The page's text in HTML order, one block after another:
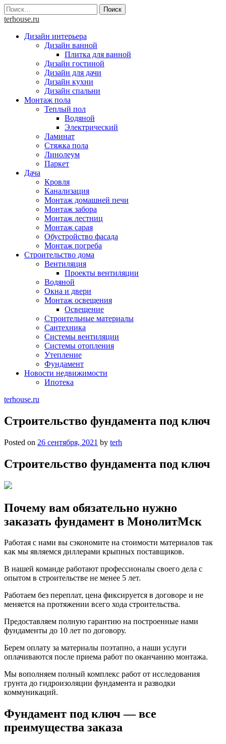
Skip
to
Найти:
terhouse.ru
Дизайн интерьера
Дизайн ванной
Плитка для ванной
Дизайн гостиной
Дизайн для дачи
Дизайн кухни
Дизайн спальни
Монтаж пола
Теплый пол
Водяной
Электрический
Ламинат
Стяжка пола
Линолеум
Паркет
Дача
Кровля
Канализация
Монтаж домашней печи
Монтаж забора
Монтаж лестниц
Монтаж сарая
Обустройство фасада
Монтаж погреба
Строительство дома
Вентиляция
Проекты вентиляции
Водяной
Окна и двери
Монтаж освещения
Освещение
Строительные материалы
Сантехника
Системы вентиляции
Системы отопления
Утепление
Фундамент
Новости недвижимости
Ипотека
terhouse.ru
Строительство фундамента под ключ
Posted on 26 сентября, 2021 by terh
Строительство фундамента под ключ
Почему вам обязательно нужно
заказать фундамент в МонолитМск
Работая с нами вы сэкономите на стоимости материалов так
как мы являемся диллерами крыпных поставщиков.
В нашей команде работают профессионалы своего дела с
опытом в строительстве не менее 5 лет.
Работаем без переплат, цена фиксируется в договоре и не
меняется на протяжении всего хода строительства.
Предоставляем полную гарантию на построенные нами
фундаменты до 10 лет по договору.
Берем оплату за материалы поэтапно, а наши услуги
оплачиваются после приема работ по оканчанию монтажа.
Мы вополняем полный комплекс работ от исследования
грунта до гидроизоляции фундамента и разводки
коммуникаций.
Фундамент под ключ — все
преимущества заказа